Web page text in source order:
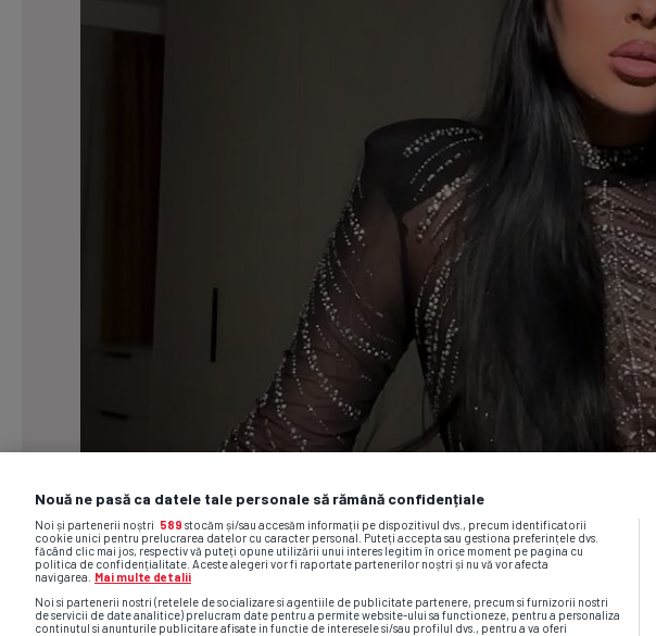
Nouă ne pasă ca datele tale personale să rămână confidențiale
Noi și partenerii noștri 589 stocăm și/sau accesăm informații pe dispozitivul dvs., precum identificatorii
cookie unici pentru prelucrarea datelor cu caracter personal. Puteți accepta sau gestiona preferințele dvs.
făcând clic mai jos, respectiv vă puteți opune utilizării unui interes legitim în orice moment pe pagina cu
politica de confidențialitate. Aceste alegeri vor fi raportate partenerilor noștri și nu vă vor afecta
navigarea.
Mai multe detalii
Noi si partenerii nostri (retelele de socializare si agentiile de publicitate partenere, precum si furnizorii nostri
de servicii de date analitice) prelucram date pentru a permite website-ului sa functioneze, pentru a personaliza
continutul si anunturile publicitare afisate in functie de interesele si/sau profilul dvs., pentru a va oferi